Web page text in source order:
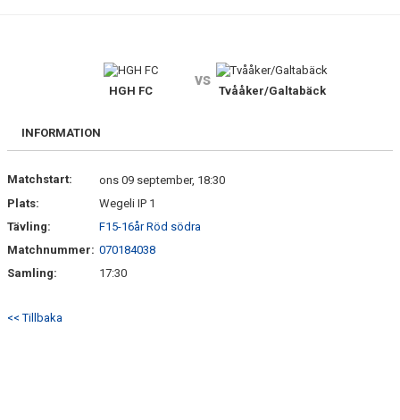
KONTAKT
HGH FC
vs
Tvååker/Galtabäck
INFORMATION
Matchstart:
ons 09 september, 18:30
Plats:
Wegeli IP 1
Tävling:
F15-16år Röd södra
Matchnummer: 070184038
Samling:
17:30
<< Tillbaka